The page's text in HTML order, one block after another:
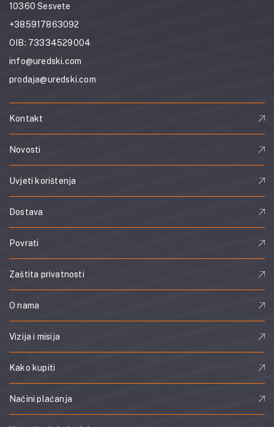
10360 Sesvete
+385917863092
OIB: 73334529004
info@uredski.com
prodaja@uredski.com
Kontakt
Novosti
Uvjeti korištenja
Dostava
Povrati
Zaštita privatnosti
O nama
Vizija i misija
Kako kupiti
Načini plaćanja